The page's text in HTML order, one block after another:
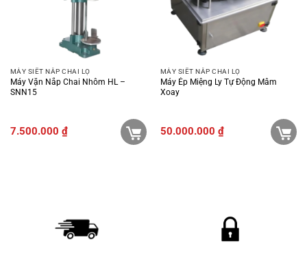
MÁY SIẾT NẮP CHAI LỌ
Máy Vặn Nắp Chai Nhôm HL –
SNN15
7.500.000 ₫
MÁY SIẾT NẮP CHAI LỌ
Máy Ép Miệng Ly Tự Động Mâm
Xoay
50.000.000 ₫